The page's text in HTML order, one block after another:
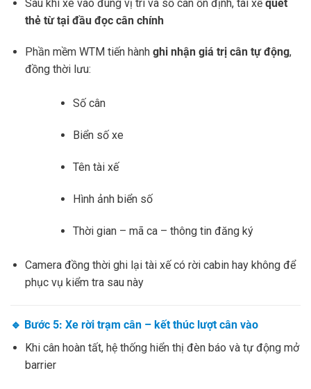
Sau khi xe vào đúng vị trí và số cân ổn định, tài xế quét
thẻ từ tại đầu đọc cân chính
Phần mềm WTM tiến hành ghi nhận giá trị cân tự động,
đồng thời lưu:
Số cân
Biển số xe
Tên tài xế
Hình ảnh biển số
Thời gian – mã ca – thông tin đăng ký
Camera đồng thời ghi lại tài xế có rời cabin hay không để
phục vụ kiểm tra sau này
🔹 Bước 5: Xe rời trạm cân – kết thúc lượt cân vào
Khi cân hoàn tất, hệ thống hiển thị đèn báo và tự động mở
barrier